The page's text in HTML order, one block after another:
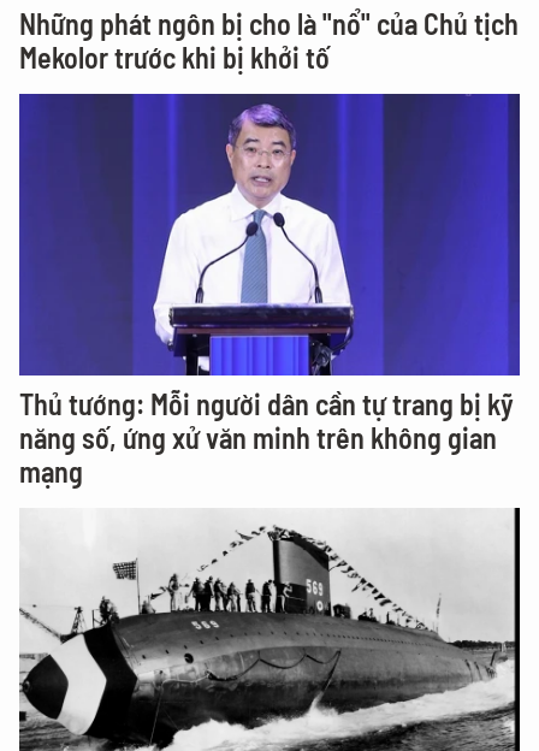
Những phát ngôn bị cho là "nổ" của Chủ tịch
Mekolor trước khi bị khởi tố
Thủ tướng: Mỗi người dân cần tự trang bị kỹ
năng số, ứng xử văn minh trên không gian
mạng